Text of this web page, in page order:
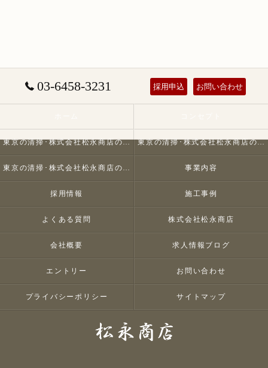
03-6458-3231 採用申込 お問い合わせ
東京の清掃･株式会社松永商店の口コミ情報 東京の清掃･株式会社松永商店の評判
東京の清掃･株式会社松永商店のお客様の声 事業内容
採用情報 施工事例
よくある質問 株式会社松永商店
会社概要 求人情報ブログ
エントリー お問い合わせ
プライバシーポリシー サイトマップ